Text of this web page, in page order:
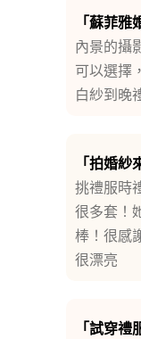
「蘇菲雅
內景的攝
可以選擇
白紗到晚
「拍婚紗
挑禮服時
很多套！
棒！很感
很漂亮
「試穿禮